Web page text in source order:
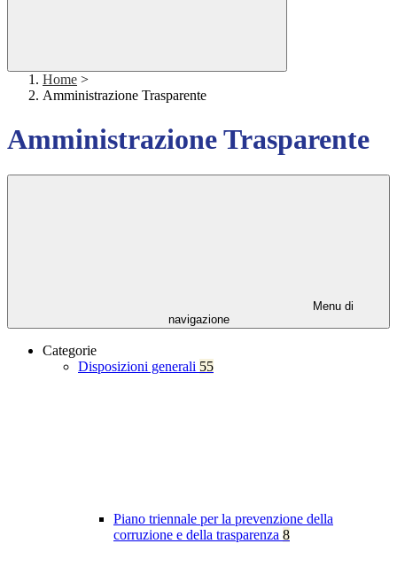
Home >
Amministrazione Trasparente
Amministrazione Trasparente
Menu di
navigazione
Categorie
Disposizioni generali 55
Piano triennale per la prevenzione della
corruzione e della trasparenza 8